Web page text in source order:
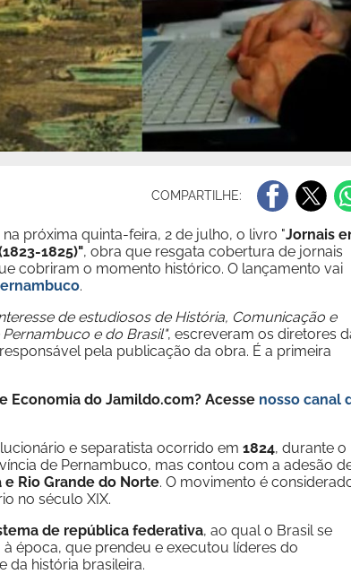
COMPARTILHE:
na próxima quinta-feira, 2 de julho, o livro "Jornais
1825)", obra que resgata cobertura de jornais
cobriram o momento histórico. O lançamento vai
.
de estudiosos de História, Comunicação e
e do Brasil", escreveram os diretores
pela publicação da obra. É a primeira
Economia do Jamildo.com? Acesse nosso canal
e separatista ocorrido em 1824, durante o
de Pernambuco, mas contou com a adesão
e Rio Grande do Norte. O movimento é
no século XIX.
de república federativa, ao qual o Brasil se
época, que prendeu e executou líderes do
da história brasileira.